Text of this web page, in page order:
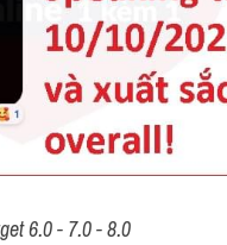
6.0 - 7.0 - 8.0